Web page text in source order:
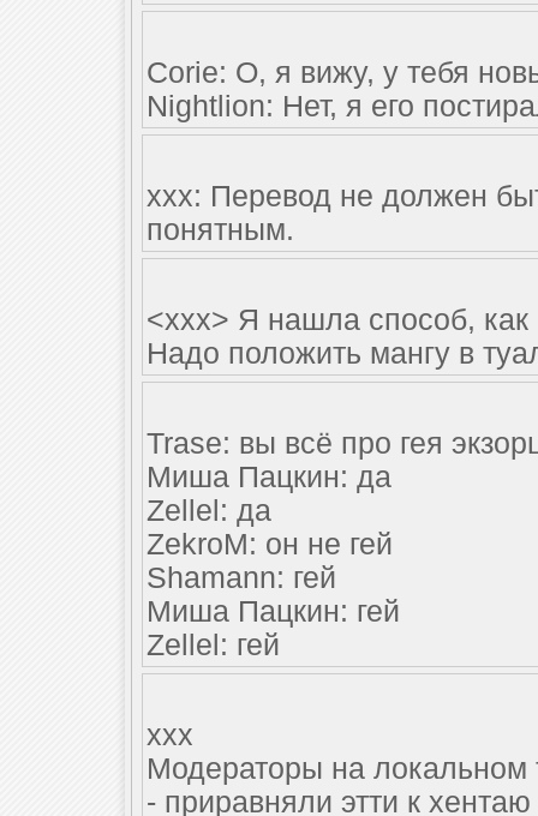
Corie: О, я вижу, у тебя
Nightlion: Нет, я его
xxx: Перевод не должен
понятным.
<xxx> Я нашла способ, как
Надо положить мангу в
Trase: вы всё про гея
Миша Пацкин: да
Zellel: да
ZekroM: он не гей
Shamann: гей
Миша Пацкин: гей
Zellel: гей
xxx
Модераторы на локальном
- приравняли этти к